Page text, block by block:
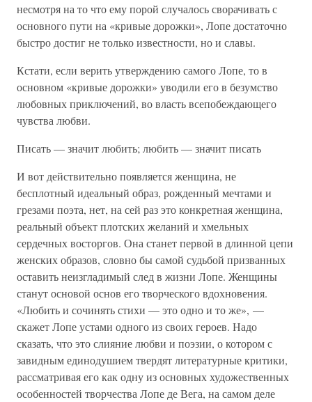
несмотря на то что ему порой случалось сворачивать с
основного пути на «кривые дорожки», Лопе достаточно
быстро достиг не только известности, но и славы.
Кстати, если верить утверждению самого Лопе, то в
основном «кривые дорожки» уводили его в безумство
любовных приключений, во власть всепобеждающего
чувства любви.
Писать — значит любить; любить — значит писать
И вот действительно появляется женщина, не
бесплотный идеальный образ, рожденный мечтами и
грезами поэта, нет, на сей раз это конкретная женщина,
реальный объект плотских желаний и хмельных
сердечных восторгов. Она станет первой в длинной цепи
женских образов, словно бы самой судьбой призванных
оставить неизгладимый след в жизни Лопе. Женщины
станут основой основ его творческого вдохновения.
«Любить и сочинять стихи — это одно и то же», —
скажет Лопе устами одного из своих героев. Надо
сказать, что это слияние любви и поэзии, о котором с
завидным единодушием твердят литературные критики,
рассматривая его как одну из основных художественных
особенностей творчества Лопе де Вега, на самом деле